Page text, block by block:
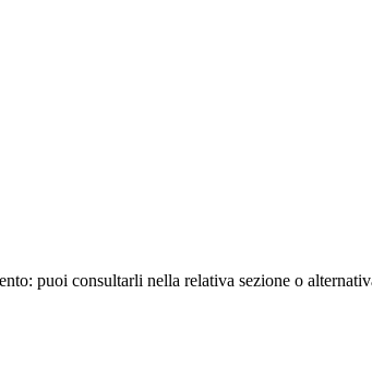
puoi consultarli nella relativa sezione o